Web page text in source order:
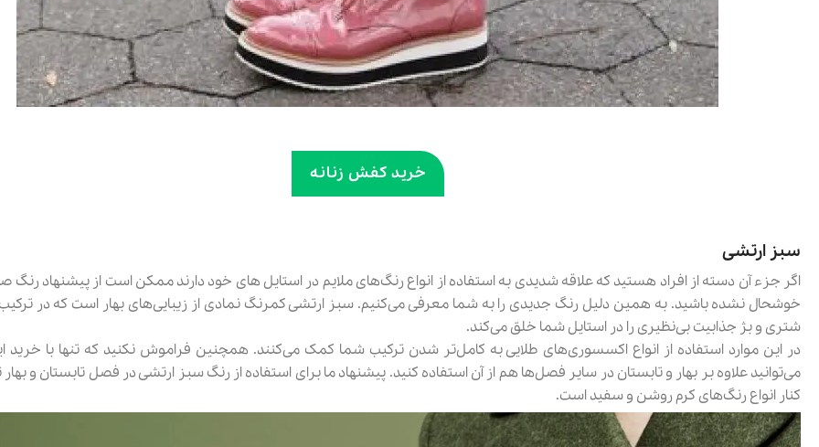
خرید کفش زنانه
سبز ارتشی
اگر جزء آن دسته از افراد هستید که علاقه شدیدی به استفاده از انواع رنگ‌های ملایم در استایل های خود دارند ممکن است از پیشنهاد رنگ
خوشحال نشده باشید. به همین دلیل رنگ جدیدی را به شما معرفی می‌کنیم. سبز ارتشی کمرنگ نمادی از زیبایی‌های بهار است که در
شتری و بژ جذابیت بی‌نظیری را در استایل شما خلق می‌کند.
در این موارد استفاده از انواع اکسسوری‌های طلایی به کامل‌تر شدن ترکیب شما کمک می‌کنند. همچنین فراموش نکنید که تنها با
می‌توانید علاوه بر بهار و تابستان در سایر فصل‌ها هم از آن استفاده کنید. پیشنهاد ما برای استفاده از رنگ سبز ارتشی در فصل تابستان و بهار
کنار انواع رنگ‌های کرم روشن و سفید است.